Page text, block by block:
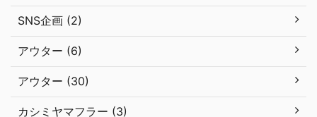
SNS企画 (2)
アウター (6)
アウター (30)
カシミヤマフラー (3)